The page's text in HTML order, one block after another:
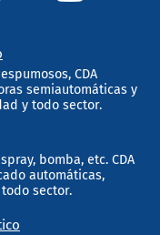
CDA
semiautomáticas y
y todo sector.
bomba, etc. CDA
automáticas,
sector.